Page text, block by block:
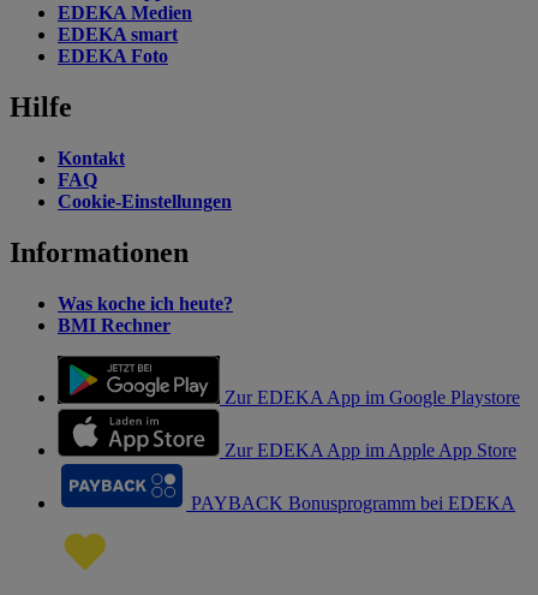
EDEKA Medien
EDEKA smart
EDEKA Foto
Hilfe
Kontakt
FAQ
Cookie-Einstellungen
Informationen
Was koche ich heute?
BMI Rechner
Zur EDEKA App im Google Playstore
Zur EDEKA App im Apple App Store
PAYBACK Bonusprogramm bei EDEKA